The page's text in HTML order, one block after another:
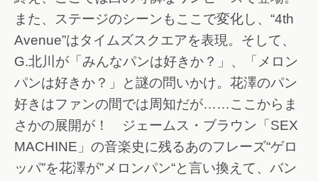
また、ステージのシーンもここで変化し、“4th
Avenue”はタイムズスクエアを表現。そして、
G.北川が「みんなパンは好きか？」、「メロン
パンは好きか？」と謎の問いかけ。花澤のパン
好きはファンの間では周知だが……ここからま
さかの展開が！ ジェームス・ブラウン「SEX
MACHINE」の音楽史に残るあのフレーズ“ゲロ
ッパ”を花澤が”メロンパン“と言い換えて、バン